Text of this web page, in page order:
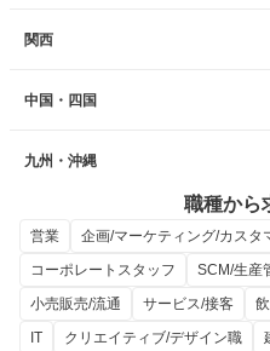
関西
中国・四国
九州・沖縄
職種から
営業
企画/マーケティング/カスタ
コーポレートスタッフ
SCM/生産
小売販売/流通
サービス/接客
IT
クリエイティブ/デザイン職